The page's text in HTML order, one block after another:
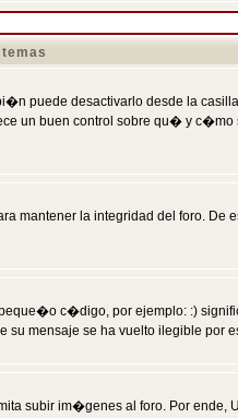
puede desactivarlo desde la
un buen control sobre qu� y
la integridad del foro. De
c�digo, por ejemplo: :)
mensaje se ha vuelto ilegible por
subir im�genes al foro. Por ende,